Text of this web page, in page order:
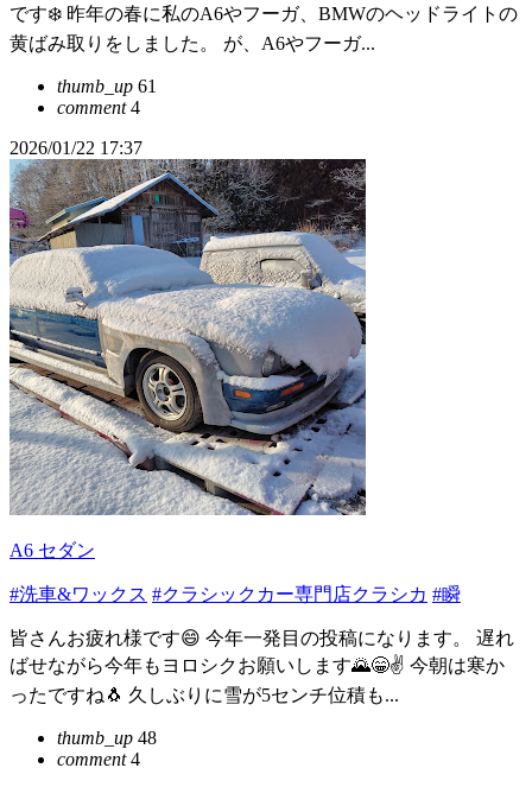
です❄️ 昨年の春に私のA6やフーガ、BMWのヘッドライトの
黄ばみ取りをしました。 が、A6やフーガ...
thumb_up 61
comment4
2026/01/22 17:37
A6 セダン
#洗車&ワックス #クラシックカー専門店クラシカ #瞬
皆さんお疲れ様です😄 今年一発目の投稿になります。 遅れ
ばせながら今年もヨロシクお願いします🌄😁✌️ 今朝は寒か
ったですね🐧 久しぶりに雪が5センチ位積も...
thumb_up 48
comment4